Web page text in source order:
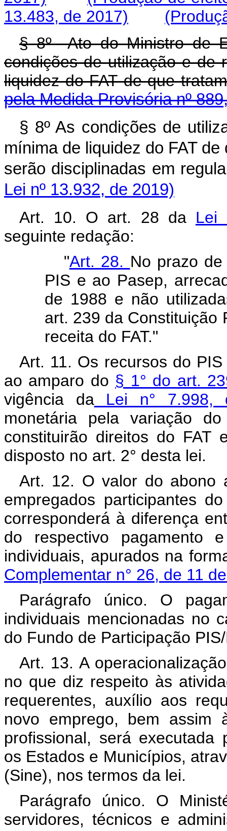
13.483, de 2017)
§ 8º Ato do Ministro de
condições de utilização e de
liquidez do FAT de que
pela Medida Provisória nº
§ 8º As condições de
mínima de liquidez do FAT
serão disciplinadas em
Lei nº 13.932, de 2019)
Art. 10. O art. 28 da Lei
seguinte redação:
"Art. 28. No prazo
PIS e ao Pasep,
de 1988 e não
art. 239 da Constituição
receita do FAT."
Art. 11. Os recursos do
ao amparo do § 1° do art.
vigência daLei n° 7.998,
monetária pela variação
constituirão direitos do FAT
disposto no art. 2° desta lei.
Art. 12. O valor do abono
empregados participantes
corresponderá à diferença
do respectivo pagamento
individuais, apurados na
Complementar n° 26, de 11
Parágrafo único. O
individuais mencionadas no
do Fundo de Participação
Art. 13. A
no que diz respeito às
requerentes, auxílio aos
novo emprego, bem assim
profissional, será executada
os Estados e Municípios,
(Sine), nos termos da lei.
Parágrafo único. O
servidores, técnicos e